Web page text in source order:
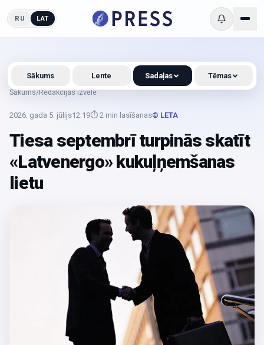
RU LAT
Sākums/Redakcijas izvēle
2026. gada 5. jūlijs12:19⏱ 2 min lasīšanas© LETA
Tiesa septembrī turpinās skatīt
«Latvenergo» kukuļņemšanas
lietu
Sākums Lente Sadaļas Tēmas